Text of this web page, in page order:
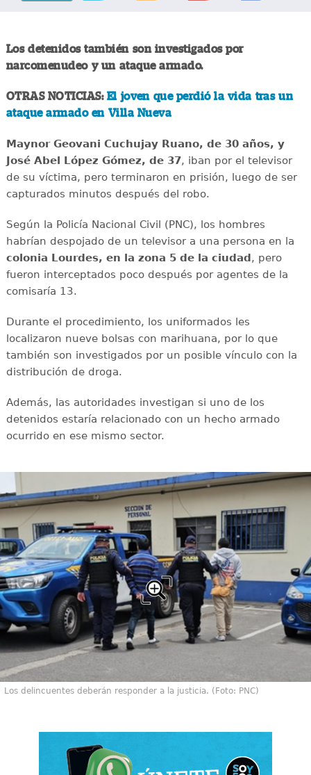
Los detenidos también son investigados por
narcomenudeo y un ataque armado.
OTRAS NOTICIAS: El joven que perdió la vida tras un
ataque armado en Villa Nueva
Maynor Geovani Cuchujay Ruano, de 30 años, y
José Abel López Gómez, de 37, iban por el televisor
de su víctima, pero terminaron en prisión, luego de ser
capturados minutos después del robo.
Según la Policía Nacional Civil (PNC), los hombres
habrían despojado de un televisor a una persona en la
colonia Lourdes, en la zona 5 de la ciudad, pero
fueron interceptados poco después por agentes de la
comisaría 13.
Durante el procedimiento, los uniformados les
localizaron nueve bolsas con marihuana, por lo que
también son investigados por un posible vínculo con la
distribución de droga.
Además, las autoridades investigan si uno de los
detenidos estaría relacionado con un hecho armado
ocurrido en ese mismo sector.
Los delincuentes deberán responder a la justicia. (Foto: PNC)